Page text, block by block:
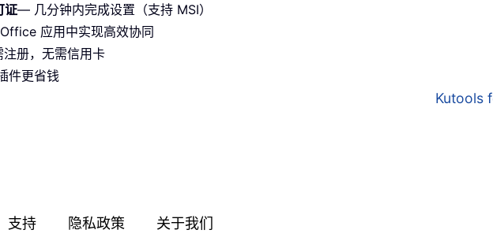
证— 几分钟内完成设置（支持 MSI）
应用中实现高效协同
册，无需信用卡
件更省钱
Kutools
支持 隐私政策 关于我们